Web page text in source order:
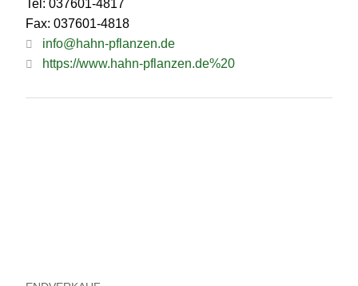
Tel: 037601-4817
Fax: 037601-4818
info@hahn-pflanzen.de
https://www.hahn-pflanzen.de%20